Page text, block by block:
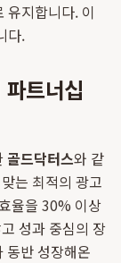
유지합니다. 이
다.
트너십
골드닥터스와 같
는 최적의 광고
율을 30% 이상
성과 중심의 장
동반 성장해온